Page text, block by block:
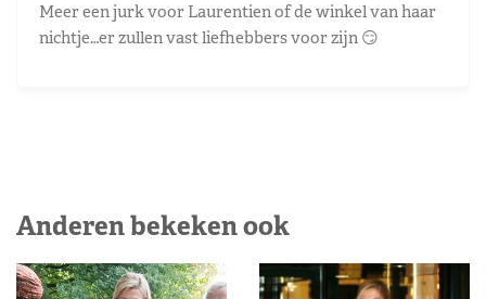
Meer een jurk voor Laurentien of de winkel van haar
nichtje…er zullen vast liefhebbers voor zijn 😏
Anderen bekeken ook